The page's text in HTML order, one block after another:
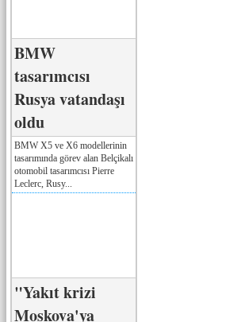
BMW
tasarımcısı
Rusya vatandaşı
oldu
BMW X5 ve X6 modellerinin
tasarımında görev alan Belçikalı
otomobil tasarımcısı Pierre
Leclerc, Rusy...
"Yakıt krizi
Moskova'ya